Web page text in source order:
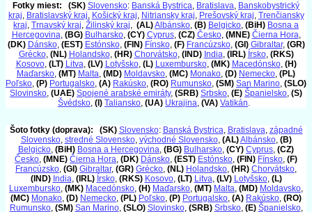
Fotky miest: (SK) Slovensko: Banská Bystrica, Bratislava, Banskobystrický
kraj, Bratislavský kraj, Košický kraj, Nitriansky kraj, Prešovský kraj, Trenčiansky
kraj, Trnavský kraj, Žilinský kraj, (AL)Albánsko, (B) Belgicko, (BiH) Bosna a
Hercegovina, (BG) Bulharsko, (CY) Cyprus, (CZ) Česko, (MNE) Čierna Hora,
(DK) Dánsko, (EST) Estónsko, (FIN) Fínsko, (F) Francúzsko, (GI) Gibraltar, (GR)
Grécko, (NL) Holandsko, (HR) Chorvátsko, (IND) India, (IRL) Írsko, (RKS)
Kosovo, (LT) Litva, (LV) Lotyšsko, (L) Luxembursko, (MK) Macedónsko, (H)
Maďarsko, (MT) Malta, (MD) Moldavsko, (MC) Monako, (D) Nemecko, (PL)
Poľsko, (P) Portugalsko, (A) Rakúsko, (RO) Rumunsko, (SM) San Marino, (SLO)
Slovinsko, (UAE) Spojené arabské emiráty, (SRB) Srbsko, (E) Španielsko, (S)
Švédsko, (I) Taliansko, (UA) Ukrajina, (VA) Vatikán.
Šoto fotky (doprava): (SK) Slovensko: Banská Bystrica, Bratislava, západné
Slovensko, stredné Slovensko, východné Slovensko, (AL)Albánsko, (B)
Belgicko, (BiH) Bosna a Hercegovina, (BG) Bulharsko, (CY) Cyprus, (CZ)
Česko, (MNE) Čierna Hora, (DK) Dánsko, (EST) Estónsko, (FIN) Fínsko, (F)
Francúzsko, (GI) Gibraltar, (GR) Grécko, (NL) Holandsko, (HR) Chorvátsko,
(IND) India, (IRL) Írsko, (RKS) Kosovo, (LT) Litva, (LV) Lotyšsko, (L)
Luxembursko, (MK) Macedónsko, (H) Maďarsko, (MT) Malta, (MD) Moldavsko,
(MC) Monako, (D) Nemecko, (PL) Poľsko, (P) Portugalsko, (A) Rakúsko, (RO)
Rumunsko, (SM) San Marino, (SLO) Slovinsko, (SRB) Srbsko, (E) Španielsko,